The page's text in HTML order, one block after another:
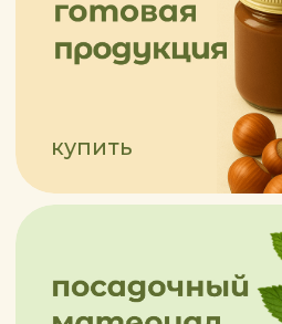
ГОТОВЫ
ОРЕХОВЫЙ
ЧТОБЫ СДЕЛАТЬ
УВЕРЕННО, МЫ
ДЛЯ ВАС ДВА